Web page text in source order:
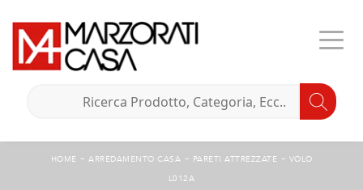
HOME - ARREDAMENTO CASA - PARETI ATTREZZATE - VOLO
L012A